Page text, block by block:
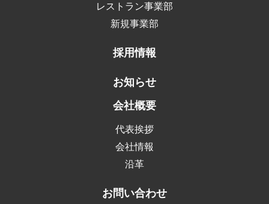
レストラン事業部
新規事業部
採用情報
お知らせ
会社概要
代表挨拶
会社情報
沿⾰
お問い合わせ